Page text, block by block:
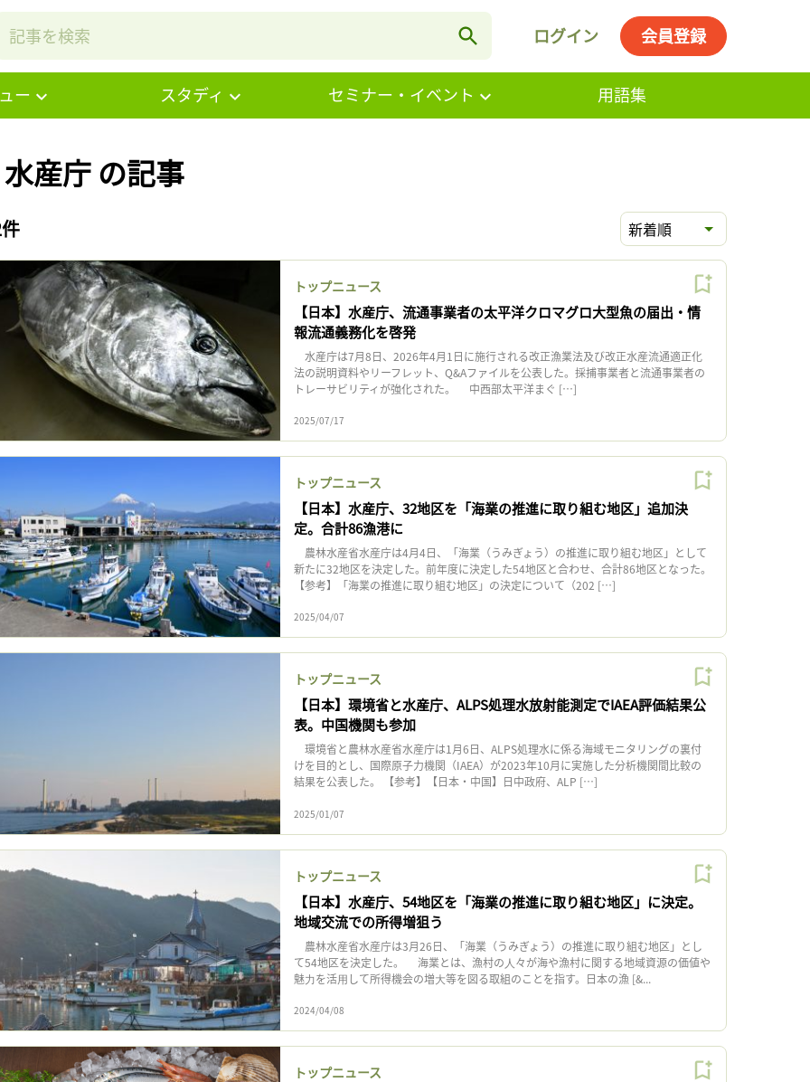
ログイン 会員登録
ー スタディ セミナー・イベント 用語集
産庁 の記事
新着順
トップニュース
【日本】水産庁、流通事業者の太平洋クロマグロ大型魚の届出・情
報流通義務化を啓発
水産庁は7月8日、2026年4月1日に施行される改正漁業法及び改正水産流通適正化
法の説明資料やリーフレット、Q&Aファイルを公表した。採捕事業者と流通事業者の
トレーサビリティが強化された。 中西部太平洋まぐ […]
2025/07/17
トップニュース
【日本】水産庁、32地区を「海業の推進に取り組む地区」追加決
定。合計86漁港に
農林水産省水産庁は4月4日、「海業（うみぎょう）の推進に取り組む地区」として
新たに32地区を決定した。前年度に決定した54地区と合わせ、合計86地区となった。
【参考】「海業の推進に取り組む地区」の決定について（202 […]
2025/04/07
トップニュース
【日本】環境省と水産庁、ALPS処理水放射能測定でIAEA評価結果公
表。中国機関も参加
環境省と農林水産省水産庁は1月6日、ALPS処理水に係る海域モニタリングの裏付
けを目的とし、国際原子力機関（IAEA）が2023年10月に実施した分析機関間比較の
結果を公表した。 【参考】【日本・中国】日中政府、ALP […]
2025/01/07
トップニュース
【日本】水産庁、54地区を「海業の推進に取り組む地区」に決定。
地域交流での所得増狙う
農林水産省水産庁は3月26日、「海業（うみぎょう）の推進に取り組む地区」とし
て54地区を決定した。 海業とは、漁村の⼈々が海や漁村に関する地域資源の価値や
魅⼒を活⽤して所得機会の増⼤等を図る取組のことを指す。日本の漁 [&...
2024/04/08
トップニュース